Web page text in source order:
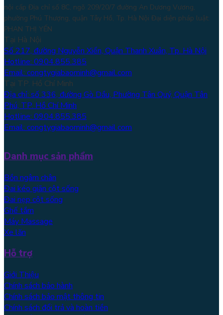
nội cấp Địa chỉ số 8C, ngõ 209/20/7 đường An Dương Vương,
phường Phú Thượng, quận Tây Hồ, Tp. Hà Nội Đại diện pháp luật:
PHAN THỊ YẾN
Tại Hà Nội
Số 217, đường Nguyễn Xiển, Quận Thanh Xuân, Tp. Hà Nội
Hotline: 0904.855.385
Email: congtygiabaominh@gmail.com
Tại TP. Hồ Chí Minh
Địa chỉ: số 336, đường Gò Dầu, Phường Tân Quý, Quận Tân
Phú, TP. Hồ Chí Minh
Hotline: 0904.855.385
Email: congtygiabaominh@gmail.com
Danh mục sản phẩm
Bồn ngâm chân
Đai kéo giãn cột sống
Đai nẹp cột sống
Ghế tắm
Máy Massage
Xe lăn
Hỗ trợ
Giới Thiệu
Chính sách bảo hành
Chính sách bảo mật thông tin
Chính sách đổi trả và hoàn tiền